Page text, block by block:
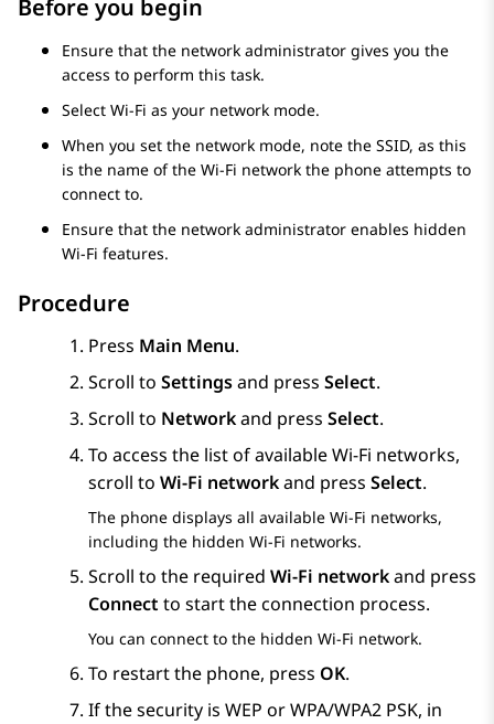
Before you begin
Ensure that the network administrator gives you the
access to perform this task.
Select Wi-Fi as your network mode.
When you set the network mode, note the SSID, as this
is the name of the Wi-Fi network the phone attempts to
connect to.
Ensure that the network administrator enables hidden
Wi-Fi features.
Procedure
Press Main Menu.
Scroll to Settingsand press Select.
Scroll to Networkand press Select.
To access the list of available Wi-Fi networks,
scroll to Wi-Fi networkand press Select.
The phone displays all available Wi-Fi networks,
including the hidden Wi-Fi networks.
Scroll to the required Wi-Fi networkand press
Connect to start the connection process.
You can connect to the hidden Wi-Fi network.
To restart the phone, press OK.
If the security is WEP or WPA/WPA2 PSK, in